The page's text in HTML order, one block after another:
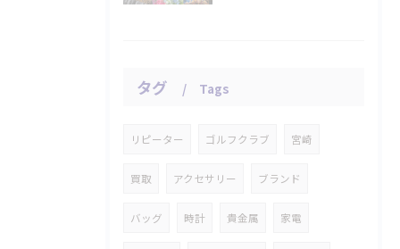
タグ Tags
リピーター ゴルフクラブ 宮崎
買取 アクセサリー ブランド
バッグ 時計 貴金属 家電